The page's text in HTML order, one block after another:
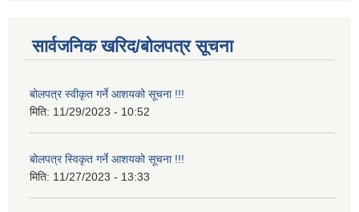
सार्वजनिक खरिद/बोलपत्र सूचना
बोलपत्र स्वीकृत गर्ने आशयको सूचना !!!
मिति: 11/29/2023 - 10:52
बोलपत्र स्विकृत गर्ने आशयको सूचना !!!
मिति: 11/27/2023 - 13:33